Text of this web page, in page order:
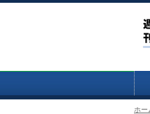
ホー